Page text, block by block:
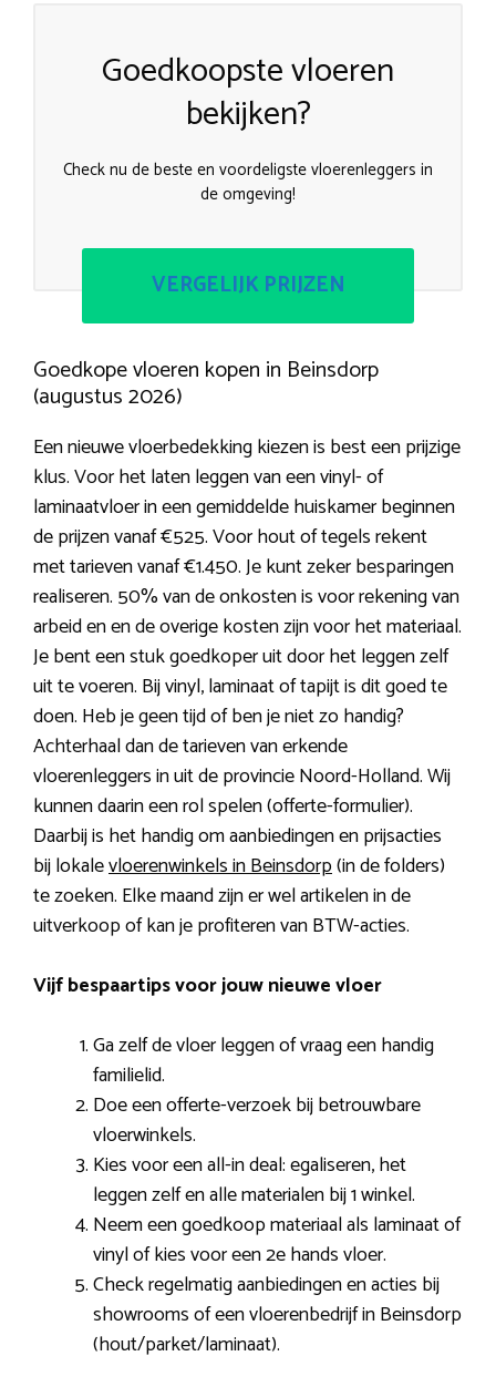
Goedkoopste vloeren
bekijken?
Check nu de beste en voordeligste vloerenleggers in
de omgeving!
VERGELIJK PRIJZEN
Goedkope vloeren kopen in Beinsdorp
(augustus 2026)
Een nieuwe vloerbedekking kiezen is best een prijzige
klus. Voor het laten leggen van een vinyl- of
laminaatvloer in een gemiddelde huiskamer beginnen
de prijzen vanaf €525. Voor hout of tegels rekent
met tarieven vanaf €1.450. Je kunt zeker besparingen
realiseren. 50% van de onkosten is voor rekening van
arbeid en en de overige kosten zijn voor het materiaal.
Je bent een stuk goedkoper uit door het leggen zelf
uit te voeren. Bij vinyl, laminaat of tapijt is dit goed te
doen. Heb je geen tijd of ben je niet zo handig?
Achterhaal dan de tarieven van erkende
vloerenleggers in uit de provincie Noord-Holland. Wij
kunnen daarin een rol spelen (offerte-formulier).
Daarbij is het handig om aanbiedingen en prijsacties
bij lokalevloerenwinkels in Beinsdorp(in de folders)
te zoeken. Elke maand zijn er wel artikelen in de
uitverkoop of kan je profiteren van BTW-acties.
Vijf bespaartips voor jouw nieuwe vloer
Ga zelf de vloer leggen of vraag een handig
familielid.
Doe een offerte-verzoek bij betrouwbare
vloerwinkels.
Kies voor een all-in deal: egaliseren, het
leggen zelf en alle materialen bij 1 winkel.
Neem een goedkoop materiaal als laminaat of
vinyl of kies voor een 2e hands vloer.
Check regelmatig aanbiedingen en acties bij
showrooms of een vloerenbedrijf in Beinsdorp
(hout/parket/laminaat).